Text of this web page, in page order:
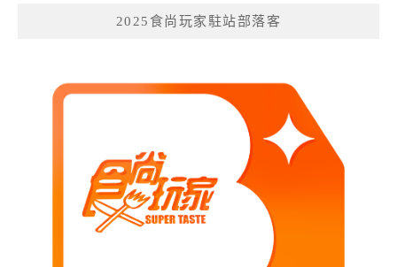
2025食尚玩家駐站部落客